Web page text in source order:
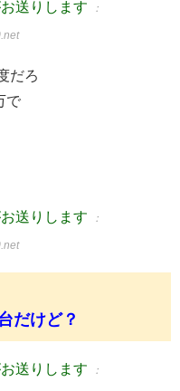
送りします ：
だろ
で
送りします ：
だけど？
送りします ：